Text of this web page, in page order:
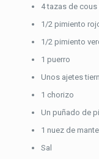
4 tazas de
1/2 pimiento
1/2 pimiento
1 puerro
Unos ajetes
1 chorizo
Un puñado de
1 nuez de
Sal